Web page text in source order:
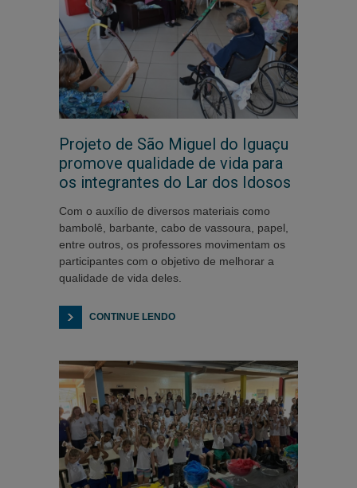
Projeto de São Miguel do Iguaçu
promove qualidade de vida para
os integrantes do Lar dos Idosos
Com o auxílio de diversos materiais como
bambolê, barbante, cabo de vassoura, papel,
entre outros, os professores movimentam os
participantes com o objetivo de melhorar a
qualidade de vida deles.
CONTINUE LENDO